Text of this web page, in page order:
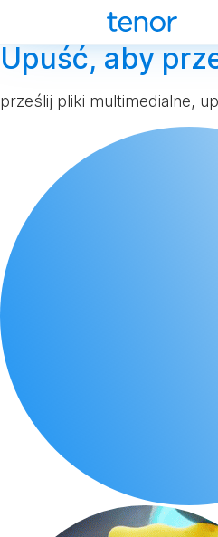
Upuść, aby
prześlij pliki multimedialne,